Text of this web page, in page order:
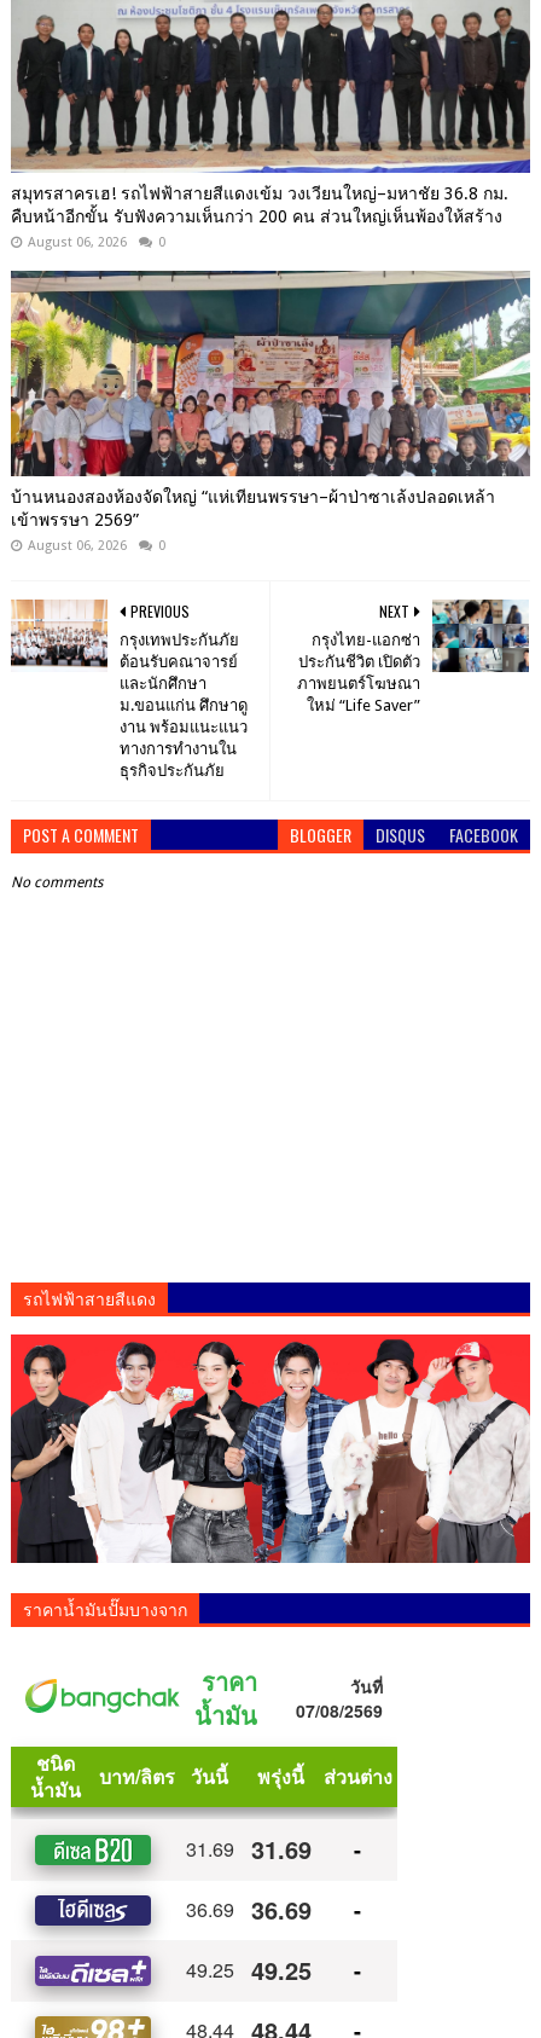
สมุทรสาครเฮ! รถไฟฟ้าสายสีแดงเข้ม วงเวียนใหญ่–มหาชัย 36.8 กม.
คืบหน้าอีกขั้น รับฟังความเห็นกว่า 200 คน ส่วนใหญ่เห็นพ้องให้สร้าง
August 06, 2026 0
บ้านหนองสองห้องจัดใหญ่ “แห่เทียนพรรษา–ผ้าป่าซาเล้งปลอดเหล้า
เข้าพรรษา 2569”
August 06, 2026 0
NEXT
กรุงไทย-แอกซ่า
ประกันชีวิต เปิดตัว
ภาพยนตร์โฆษณา
ใหม่ “Life Saver”
PREVIOUS
กรุงเทพประกันภัย
ต้อนรับคณาจารย์
และนักศึกษา
ม.ขอนแก่น ศึกษาดู
งาน พร้อมแนะแนว
ทางการทำงานใน
ธุรกิจประกันภัย
POST A COMMENT BLOGGER DISQUS FACEBOOK
No comments
รถไฟฟ้าสายสีแดง
ราคาน้ำมันปั๊มบางจาก